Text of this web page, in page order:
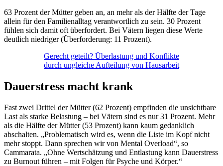
63 Prozent der Mütter geben an, an mehr als der Hälfte der Tage
allein für den Familienalltag verantwortlich zu sein. 30 Prozent
fühlen sich damit oft überfordert. Bei Vätern liegen diese Werte
deutlich niedriger (Überforderung: 11 Prozent).
Gerecht geteilt? Überlastung und Konflikte
durch ungleiche Aufteilung von Hausarbeit
Dauerstress macht krank
Fast zwei Drittel der Mütter (62 Prozent) empfinden die unsichtbare
Last als starke Belastung – bei Vätern sind es nur 31 Prozent. Mehr
als die Hälfte der Mütter (53 Prozent) kann kaum gedanklich
abschalten. „Problematisch wird es, wenn die Liste im Kopf nicht
mehr stoppt. Dann sprechen wir von Mental Overload“, so
Cammarata. „Ohne Wertschätzung und Entlastung kann Dauerstress
zu Burnout führen – mit Folgen für Psyche und Körper.“